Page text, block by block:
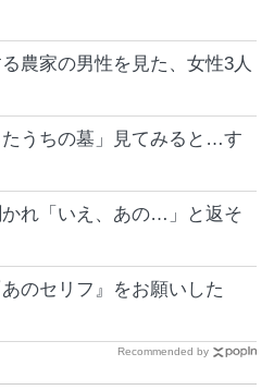
農家の男性を見た、女性3人
うちの墓」見てみると…す
れ「いえ、あの…」と返そ
のセリフ』をお願いした
Recommended by